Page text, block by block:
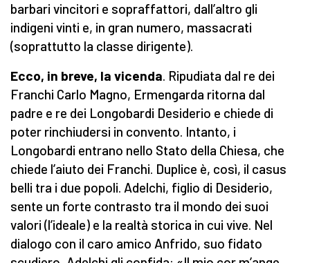
barbari vincitori e sopraffattori, dall’altro gli
indigeni vinti e, in gran numero, massacrati
(soprattutto la classe dirigente).
Ecco, in breve, la vicenda. Ripudiata dal re dei
Franchi Carlo Magno, Ermengarda ritorna dal
padre e re dei Longobardi Desiderio e chiede di
poter rinchiudersi in convento. Intanto, i
Longobardi entrano nello Stato della Chiesa, che
chiede l’aiuto dei Franchi. Duplice è, così, il casus
belli tra i due popoli. Adelchi, figlio di Desiderio,
sente un forte contrasto tra il mondo dei suoi
valori (l’ideale) e la realtà storica in cui vive. Nel
dialogo con il caro amico Anfrido, suo fidato